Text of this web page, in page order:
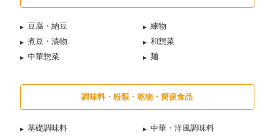
豆腐・納豆
練物
煮豆・漬物
和惣菜
中華惣菜
麺
調味料・粉類・乾物・簡便食品
基礎調味料
中華・洋風調味料